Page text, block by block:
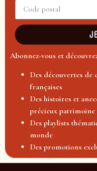
Abonnez-vous et
Des découvertes de
françaises
Des histoires et
précieux patrimoine
Des playlists
monde
Des promotions